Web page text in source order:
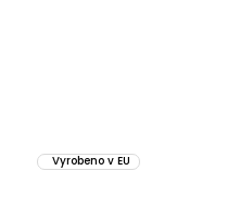
Vyrobeno v EU